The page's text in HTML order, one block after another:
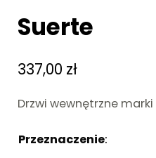
Suerte
337,00 zł
Drzwi wewnętrzne marki
Przeznaczenie: